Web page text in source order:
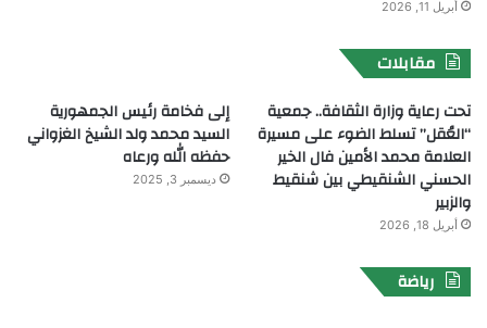
أبريل 11, 2026
مقابلات
تحت رعاية وزارة الثقافة.. جمعية
“العُقل” تسلط الضوء على مسيرة
العلامة محمد الأمين فال الخير
الحسني الشنقيطي بين شنقيط
والزبير
أبريل 18, 2026
إلى فخامة رئيس الجمهورية
السيد محمد ولد الشيخ الغزواني
حفظه الله ورعاه
ديسمبر 3, 2025
رياضة